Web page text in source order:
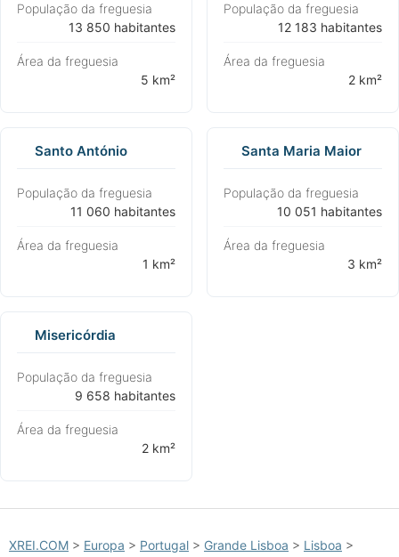
População da freguesia
⁨13 850 habitantes⁩
Área da freguesia
⁨5 km²⁩
População da freguesia
⁨12 183 habitantes⁩
Área da freguesia
⁨2 km²⁩
Santo António
População da freguesia
⁨11 060 habitantes⁩
Área da freguesia
⁨1 km²⁩
Santa Maria Maior
População da freguesia
⁨10 051 habitantes⁩
Área da freguesia
⁨3 km²⁩
Misericórdia
População da freguesia
⁨9 658 habitantes⁩
Área da freguesia
⁨2 km²⁩
XREI.COM > Europa > Portugal > Grande Lisboa > Lisboa >